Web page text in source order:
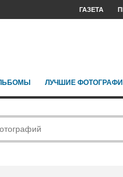
ГАЗЕТА
ЛУЧШИЕ